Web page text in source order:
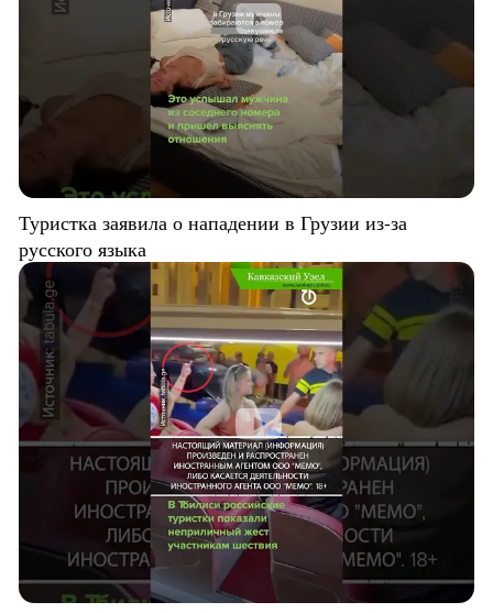
Туристка заявила о нападении в Грузии из-за
русского языка